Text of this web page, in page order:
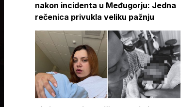
nakon incidenta u Međugorju: Jedna
rečenica privukla veliku pažnju